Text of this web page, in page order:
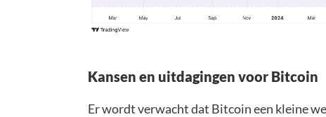
Kansen en uitdagingen voor Bitcoin
Er wordt verwacht dat Bitcoin een kleine